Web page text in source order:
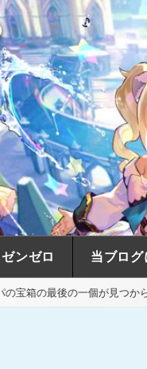
ゼンゼロ 当ブログ
が見つからない つらい22時間前